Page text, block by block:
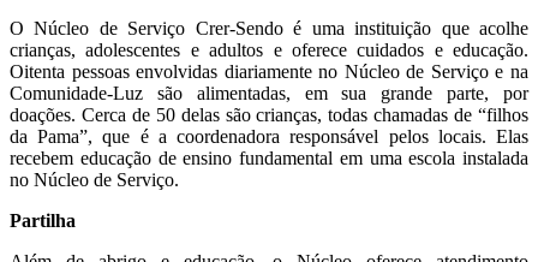
O Núcleo de Serviço Crer-Sendo é uma instituição que acolhe
crianças, adolescentes e adultos e oferece cuidados e educação.
Oitenta pessoas envolvidas diariamente no Núcleo de Serviço e na
Comunidade-Luz são alimentadas, em sua grande parte, por
doações. Cerca de 50 delas são crianças, todas chamadas de “filhos
da Pama”, que é a coordenadora responsável pelos locais. Elas
recebem educação de ensino fundamental em uma escola instalada
no Núcleo de Serviço.
Partilha